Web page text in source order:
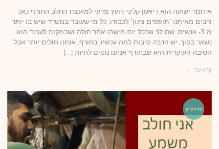
איתמר ישועה הוא דיאטן קליני ויועץ מדעי למועצת החלב החורף כאן
ורבים מאיתנו "תופסים צינון" לכבודו. כל מי שעובד במשרד שיש בו יותר
מ 3- אנשים, שם לב שבכל יום מישהו אחר חולה ושבמקום לעבוד הוא
נשאר בפוך. יש הרבה סיבות למה עכשיו, בחורף, אנחנו חולים יותר אבל
הסיבה העיקרית היא שבחורף אנחנו נוטים להיות […]
קרא עוד ←
על הפרק